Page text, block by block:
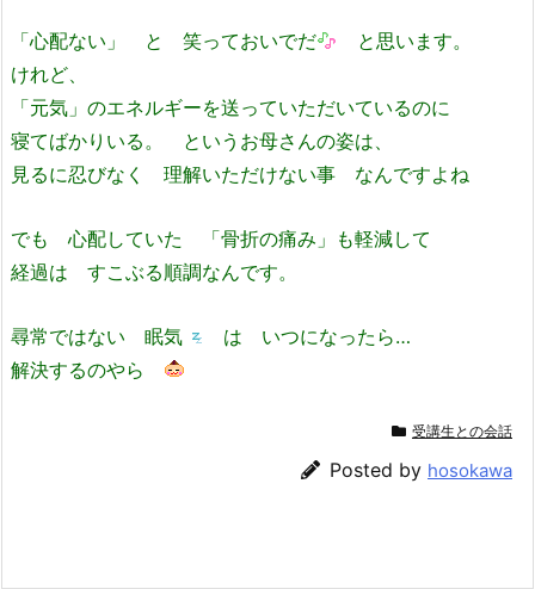
「心配ない」 と 笑っておいでだ
と思います。
けれど、
「元気」のエネルギーを送っていただいているのに
寝てばかりいる。 というお母さんの姿は、
見るに忍びなく 理解いただけない事 なんですよね
でも 心配していた 「骨折の痛み」も軽減して
経過は すこぶる順調なんです。
尋常ではない 眠気
は いつになったら…
解決するのやら
受講生との会話
Posted by hosokawa